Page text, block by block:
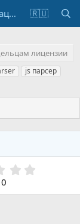
Регистрация 🇷🇺
лицензии
js парсер
0